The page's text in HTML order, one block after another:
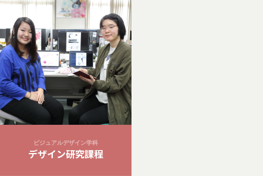
ビジュアルデザイン学科
デザイン研究課程